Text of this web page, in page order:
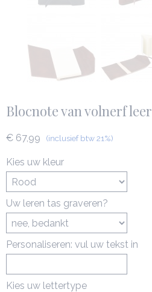
Blocnote van volnerf leer
€ 67,99 (inclusief btw 21%)
Kies uw kleur
Uw leren tas graveren?
Personaliseren: vul uw tekst in
Kies uw lettertype